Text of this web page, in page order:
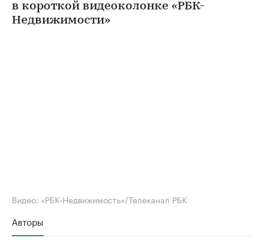
в короткой видеоколонке «РБК-
Недвижимости»
Видео: «РБК-Недвижимость»/Телеканал РБК
Авторы